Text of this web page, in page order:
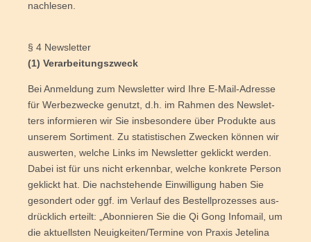
nachlesen.
§ 4 Newsletter
(1) Ver­ar­bei­tungs­zweck
Bei Anmel­dung zum News­let­ter wird Ihre E‑Mail-Adres­se
für Wer­be­zwe­cke genutzt, d.h. im Rah­men des News­let­
ters infor­mie­ren wir Sie ins­be­son­de­re über Pro­duk­te aus
unse­rem Sor­ti­ment. Zu sta­tis­ti­schen Zwe­cken kön­nen wir
aus­wer­ten, wel­che Links im News­let­ter geklickt wer­den.
Dabei ist für uns nicht erkenn­bar, wel­che kon­kre­te Per­son
geklickt hat. Die nach­ste­hen­de Ein­wil­li­gung haben Sie
geson­dert oder ggf. im Ver­lauf des Bestell­pro­zes­ses aus­
drück­lich erteilt: „Abon­nie­ren Sie die Qi Gong Info­mail, um
die aktu­ells­ten Neuigkeiten/Termine von Pra­xis Jet­e­li­na